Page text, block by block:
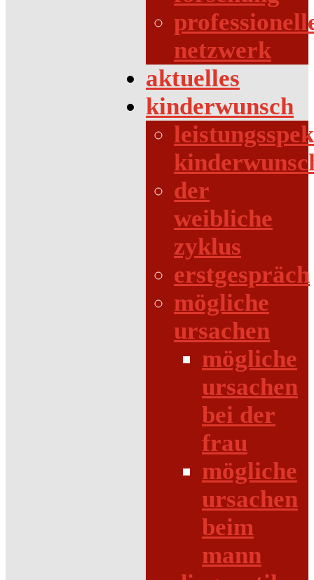
netzwerk
aktuelles
kinderwunsch
der
weibliche
zyklus
erstgespräch
mögliche
ursachen
mögliche
ursachen
bei der
frau
mögliche
ursachen
beim
mann